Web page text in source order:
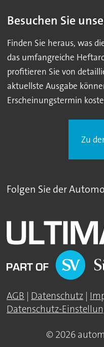
Besuchen Sie
Finden Sie heraus, was
das umfangreiche
profitieren Sie von
aktuellste Ausgabe
Erscheinungstermin
Zu
Folgen Sie der
AGB Datenschutz
Datenschutz-
© 2026